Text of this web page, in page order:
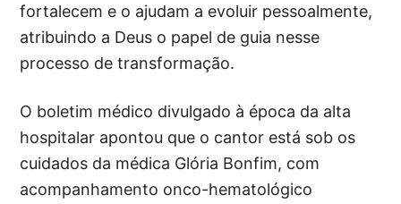
fortalecem e o ajudam a evoluir pessoalmente,
atribuindo a Deus o papel de guia nesse
processo de transformação.
O boletim médico divulgado à época da alta
hospitalar apontou que o cantor está sob os
cuidados da médica Glória Bonfim, com
acompanhamento onco-hematológico